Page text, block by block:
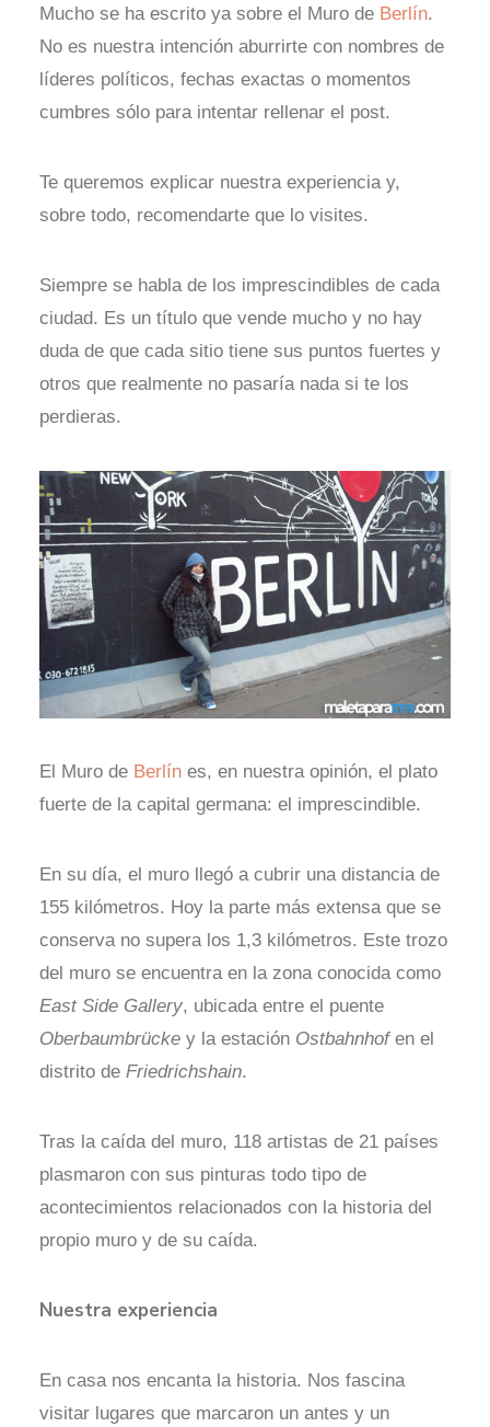
Mucho se ha escrito ya sobre el Muro de Berlín.
No es nuestra intención aburrirte con nombres de
líderes políticos, fechas exactas o momentos
cumbres sólo para intentar rellenar el post.
Te queremos explicar nuestra experiencia y,
sobre todo, recomendarte que lo visites.
Siempre se habla de los imprescindibles de cada
ciudad. Es un título que vende mucho y no hay
duda de que cada sitio tiene sus puntos fuertes y
otros que realmente no pasaría nada si te los
perdieras.
El Muro de Berlínes, en nuestra opinión, el plato
fuerte de la capital germana: el imprescindible.
En su día, el muro llegó a cubrir una distancia de
155 kilómetros. Hoy la parte más extensa que se
conserva no supera los 1,3 kilómetros. Este trozo
del muro se encuentra en la zona conocida como
East Side Gallery, ubicada entre el puente
Oberbaumbrückey la estación Ostbahnhofen el
distrito de Friedrichshain.
Tras la caída del muro, 118 artistas de 21 países
plasmaron con sus pinturas todo tipo de
acontecimientos relacionados con la historia del
propio muro y de su caída.
Nuestra experiencia
En casa nos encanta la historia. Nos fascina
visitar lugares que marcaron un antes y un